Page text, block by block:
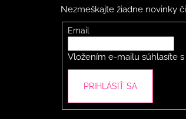
Nezmeškajte žiadne novinky
Email
Vložením e-mailu súhlasíte s
PRIHLÁSIŤ SA